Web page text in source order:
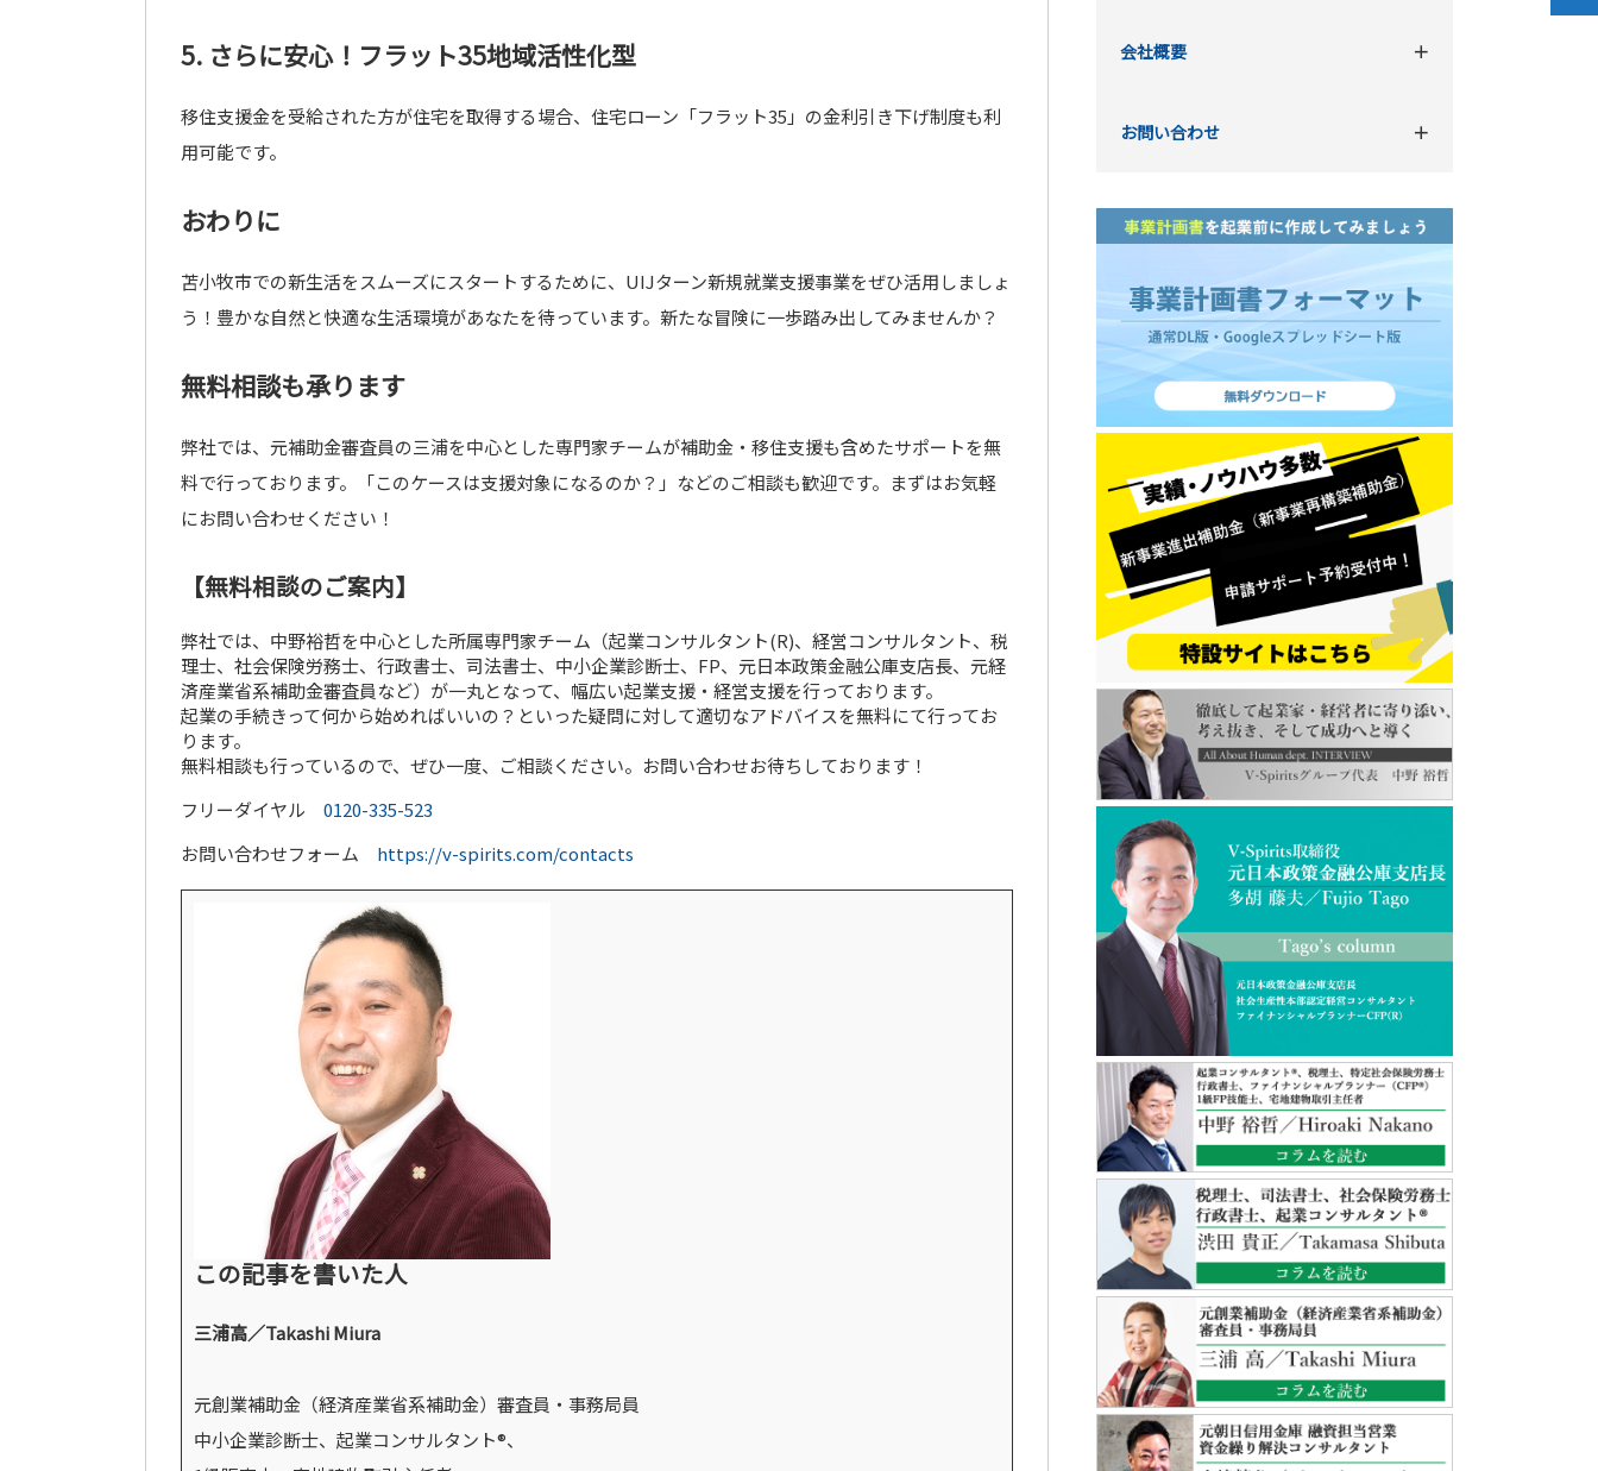
5. さらに安心！フラット35地域活性化型
移住支援金を受給された方が住宅を取得する場合、住宅ローン「フラット35」の金利引き下げ制度も利
用可能です。
おわりに
苫小牧市での新生活をスムーズにスタートするために、UIJターン新規就業支援事業をぜひ活用しましょ
う！豊かな自然と快適な生活環境があなたを待っています。新たな冒険に一歩踏み出してみませんか？
無料相談も承ります
弊社では、元補助金審査員の三浦を中心とした専門家チームが補助金・移住支援も含めたサポートを無
料で行っております。「このケースは支援対象になるのか？」などのご相談も歓迎です。まずはお気軽
にお問い合わせください！
【無料相談のご案内】
弊社では、中野裕哲を中心とした所属専門家チーム（起業コンサルタント(R)、経営コンサルタント、税
理士、社会保険労務士、行政書士、司法書士、中小企業診断士、FP、元日本政策金融公庫支店長、元経
済産業省系補助金審査員など）が一丸となって、幅広い起業支援・経営支援を行っております。
起業の手続きって何から始めればいいの？といった疑問に対して適切なアドバイスを無料にて行ってお
ります。
無料相談も行っているので、ぜひ一度、ご相談ください。お問い合わせお待ちしております！
フリーダイヤル 0120-335-523
お問い合わせフォーム https://v-spirits.com/contacts
この記事を書いた人
三浦高／Takashi Miura
元創業補助金（経済産業省系補助金）審査員・事務局員
中小企業診断士、起業コンサルタント®、
会社概要
お問い合わせ